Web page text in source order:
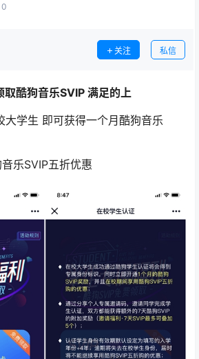
0
关注 私信
取酷狗音乐SVIP 满足的上
大学生 即可获得一个月酷狗音乐
乐SVIP五折优惠